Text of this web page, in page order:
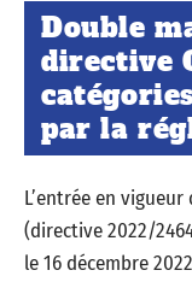
Double
directive
par la
L’entrée en vigueur
(directive 2022/
le 16 décembre